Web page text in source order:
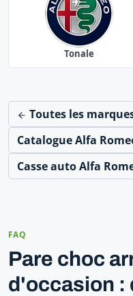
Tonale
Toutes les
Catalogue Alfa
Casse auto Alfa
FAQ
Pare choc
d'occasion :